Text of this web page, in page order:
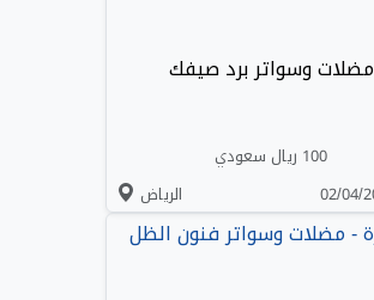
مضلات وسواتر برد صيفك
100 ريال سعودي
الرياض